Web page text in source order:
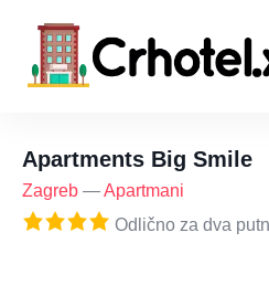
Apartments Big Smile
Zagreb —Apartmani
Odlično za dva